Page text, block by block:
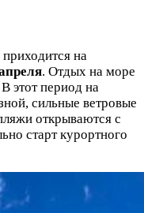
на
. Отдых на море
этот период на
сильные ветровые
открываются с
старт курортного